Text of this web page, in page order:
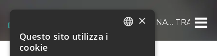
IN VIAGGIO CON ZIA CATERINA… TRA
×
Questo sito utilizza i
cookie